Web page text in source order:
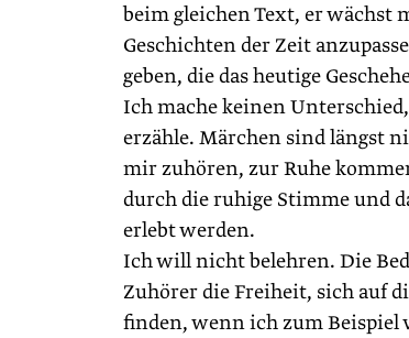
beim gleichen Text, er wächst
Geschichten der Zeit
geben, die das heutige
Ich mache keinen
erzähle. Märchen sind längst
mir zuhören, zur Ruhe
durch die ­ruhige Stimme und
erlebt werden.
Ich will nicht belehren. Die
Zuhörer die Freiheit, sich auf
finden, wenn ich zum Beispiel